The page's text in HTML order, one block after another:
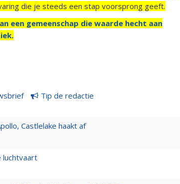
die je steeds een stap voorsprong geeft.
een gemeenschap die waarde hecht aan
Tip de redactie
Castlelake haakt af
luchtvaart